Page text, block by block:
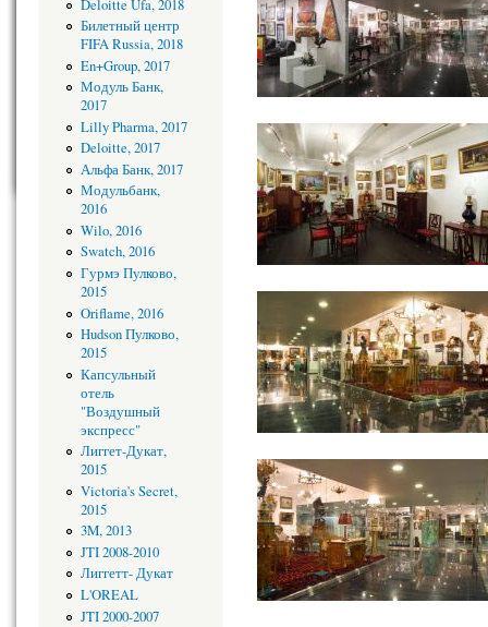
Deloitte Ufa, 2018
Билетный центр
FIFA Russia, 2018
En+Group, 2017
Модуль Банк,
2017
Lilly Pharma, 2017
Deloitte, 2017
Альфа Банк, 2017
Модульбанк,
2016
Wilo, 2016
Swatch, 2016
Гурмэ Пулково,
2015
Oriflame, 2016
Hudson Пулково,
2015
Капсульный
отель
"Воздушный
экспресс"
Лиггет-Дукат,
2015
Victoria's Secret,
2015
3M, 2013
JTI 2008-2010
Лиггетт- Дукат
L'OREAL
JTI 2000-2007